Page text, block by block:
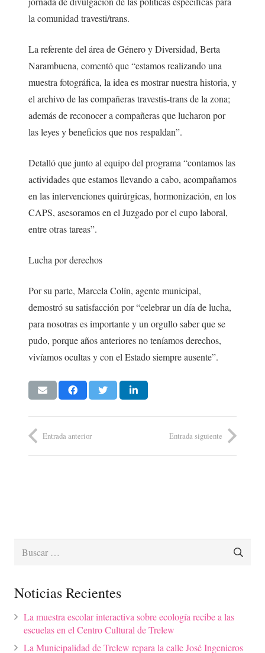
la comunidad travesti/trans.
La referente del área de Género y Diversidad, Berta
Narambuena, comentó que “estamos realizando una
muestra fotográfica, la idea es mostrar nuestra historia, y
el archivo de las compañeras travestis-trans de la zona;
además de reconocer a compañeras que lucharon por
las leyes y beneficios que nos respaldan”.
Detalló que junto al equipo del programa “contamos las
actividades que estamos llevando a cabo, acompañamos
en las intervenciones quirúrgicas, hormonización, en los
CAPS, asesoramos en el Juzgado por el cupo laboral,
entre otras tareas”.
Lucha por derechos
Por su parte, Marcela Colín, agente municipal,
demostró su satisfacción por “celebrar un día de lucha,
para nosotras es importante y un orgullo saber que se
pudo, porque años anteriores no teníamos derechos,
vivíamos ocultas y con el Estado siempre ausente”.
Entrada anterior Entrada siguiente
Noticias Recientes
La muestra escolar interactiva sobre ecología recibe a las
escuelas en el Centro Cultural de Trelew
La Municipalidad de Trelew repara la calle José Ingenieros